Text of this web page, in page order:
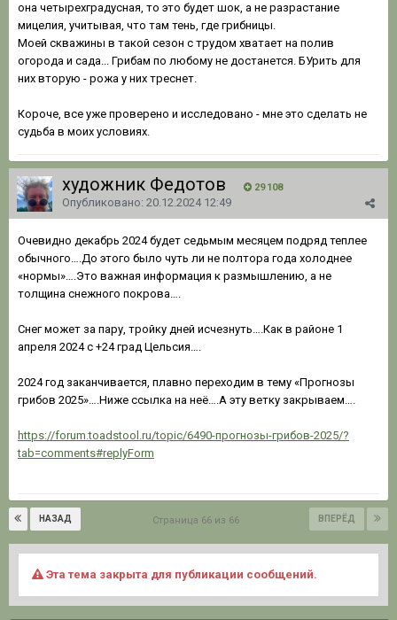
она четырехградусная, то это будет шок, а не разрастание
мицелия, учитывая, что там тень, где грибницы.
Моей скважины в такой сезон с трудом хватает на полив
огорода и сада... Грибам по любому не достанется. БУрить для
них вторую - рожа у них треснет.
Короче, все уже проверено и исследовано - мне это сделать не
судьба в моих условиях.
художник Федотов 29 108
Опубликовано: 20.12.2024 12:49
Очевидно декабрь 2024 будет седьмым месяцем подряд теплее
обычного….До этого было чуть ли не полтора года холоднее
«нормы»….Это важная информация к размышлению, а не
толщина снежного покрова….
Снег может за пару, тройку дней исчезнуть….Как в районе 1
апреля 2024 с +24 град Цельсия….
2024 год заканчивается, плавно переходим в тему «Прогнозы
грибов 2025»….Ниже ссылка на неё….А эту ветку закрываем….
https://forum.toadstool.ru/topic/6490-прогнозы-грибов-2025/?
tab=comments#replyForm
НАЗАД ВПЕРЁД
Страница 66 из 66
Эта тема закрыта для публикации сообщений.